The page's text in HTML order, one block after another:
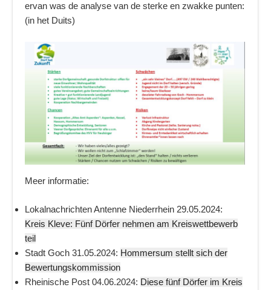
ervan was de analyse van de sterke en zwakke punten:
(in het Duits)
Meer informatie:
Lokalnachrichten Antenne Niederrhein 29.05.2024:
Kreis Kleve: Fünf Dörfer nehmen am Kreiswettbewerb
teil
Stadt Goch 31.05.2024: Hommersum stellt sich der
Bewertungskommission
Rheinische Post 04.06.2024: Diese fünf Dörfer im Kreis